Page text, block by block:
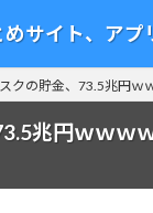
サイト、アプ
クの貯金、73.5兆円ｗ
兆円ｗｗｗ